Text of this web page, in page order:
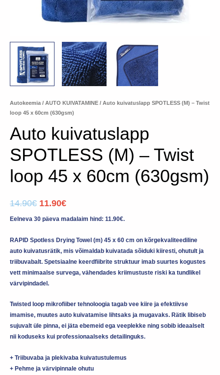
Autokeemia / AUTO KUIVATAMINE / Auto kuivatuslapp SPOTLESS (M) – Twist
loop 45 x 60cm (630gsm)
Auto kuivatuslapp
SPOTLESS (M) – Twist
loop 45 x 60cm (630gsm)
14.90€ 11.90€
Eelneva 30 päeva madalaim hind: 11.90€.
RAPID Spotless Drying Towel (m) 45 x 60 cm on kõrgekvaliteediline
auto kuivatusrätik, mis võimaldab kuivatada sõiduki kiiresti, ohutult ja
triibuvabalt. Spetsiaalne keerdfiibrite struktuur imab suurtes kogustes
vett minimaalse survega, vähendades kriimustuste riski ka tundlikel
värvipindadel.
Twisted loop mikrofiiber tehnoloogia tagab vee kiire ja efektiivse
imamise, muutes auto kuivatamise lihtsaks ja mugavaks. Rätik libiseb
sujuvalt üle pinna, ei jäta ebemeid ega veeplekke ning sobib ideaalselt
nii koduseks kui professionaalseks detailinguks.
+ Triibuvaba ja plekivaba kuivatustulemus
+ Pehme ja värvipinnale ohutu